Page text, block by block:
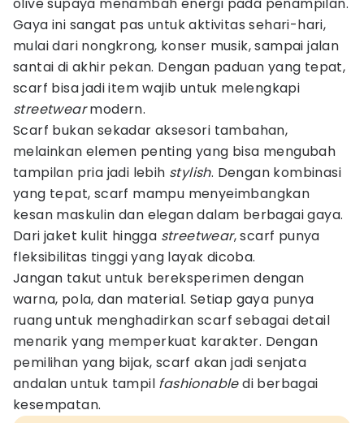
Gaya ini sangat pas untuk aktivitas sehari-hari,
mulai dari nongkrong, konser musik, sampai jalan
santai di akhir pekan. Dengan paduan yang tepat,
scarf bisa jadi item wajib untuk melengkapi
streetwearmodern.
Scarf bukan sekadar aksesori tambahan,
melainkan elemen penting yang bisa mengubah
tampilan pria jadi lebih stylish. Dengan kombinasi
yang tepat, scarf mampu menyeimbangkan
kesan maskulin dan elegan dalam berbagai gaya.
Dari jaket kulit hingga streetwear, scarf punya
fleksibilitas tinggi yang layak dicoba.
Jangan takut untuk bereksperimen dengan
warna, pola, dan material. Setiap gaya punya
ruang untuk menghadirkan scarf sebagai detail
menarik yang memperkuat karakter. Dengan
pemilihan yang bijak, scarf akan jadi senjata
andalan untuk tampil fashionabledi berbagai
kesempatan.